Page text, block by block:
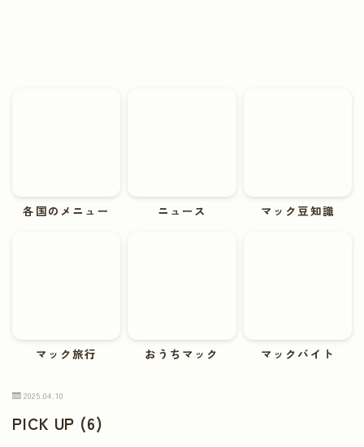
各国のメニュー ニュース マック豆知識
マック旅行 おうちマック マックバイト
2025.04.10
PICK UP (6)